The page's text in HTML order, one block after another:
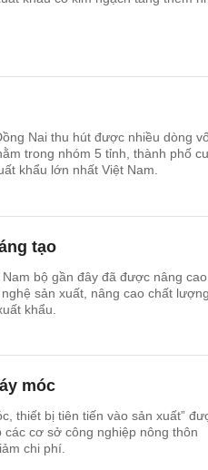
Nai thu hút được nhiều dòng
trong nhóm 5 tỉnh, thành phố
khẩu lớn nhất Việt Nam.
tạo
bộ gần đây đã được nâng
sản xuất, nâng cao chất lượng
khẩu.
móc
thiết bị tiên tiến vào sản xuất”
cơ sở công nghiệp nông thôn
chi phí.